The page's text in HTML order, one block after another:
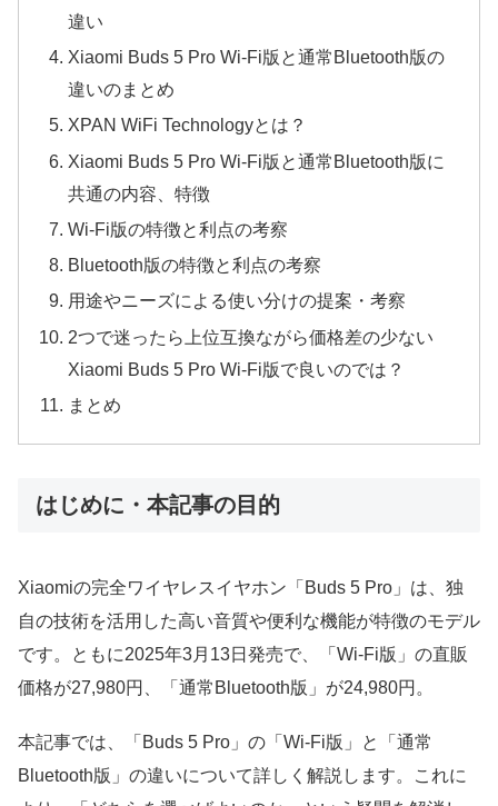
違い
Xiaomi Buds 5 Pro Wi-Fi版と通常Bluetooth版の
違いのまとめ
XPAN WiFi Technologyとは？
Xiaomi Buds 5 Pro Wi-Fi版と通常Bluetooth版に
共通の内容、特徴
Wi-Fi版の特徴と利点の考察
Bluetooth版の特徴と利点の考察
用途やニーズによる使い分けの提案・考察
2つで迷ったら上位互換ながら価格差の少ない
Xiaomi Buds 5 Pro Wi-Fi版で良いのでは？
まとめ
はじめに・本記事の目的
Xiaomiの完全ワイヤレスイヤホン「Buds 5 Pro」は、独
自の技術を活用した高い音質や便利な機能が特徴のモデル
です。ともに2025年3月13日発売で、「Wi-Fi版」の直販
価格が27,980円、「通常Bluetooth版」が24,980円。
本記事では、「Buds 5 Pro」の「Wi-Fi版」と「通常
Bluetooth版」の違いについて詳しく解説します。これに